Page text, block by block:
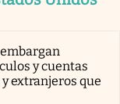
y cuentas
extranjeros que